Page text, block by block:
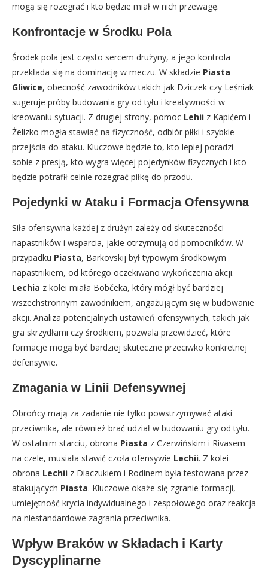
mogą się rozegrać i kto będzie miał w nich przewagę.
Konfrontacje w Środku Pola
Środek pola jest często sercem drużyny, a jego kontrola
przekłada się na dominację w meczu. W składzie Piasta
Gliwice, obecność zawodników takich jak Dziczek czy Leśniak
sugeruje próby budowania gry od tyłu i kreatywności w
kreowaniu sytuacji. Z drugiej strony, pomoc Lehii z Kapićem i
Żelizko mogła stawiać na fizyczność, odbiór piłki i szybkie
przejścia do ataku. Kluczowe będzie to, kto lepiej poradzi
sobie z presją, kto wygra więcej pojedynków fizycznych i kto
będzie potrafił celnie rozegrać piłkę do przodu.
Pojedynki w Ataku i Formacja Ofensywna
Siła ofensywna każdej z drużyn zależy od skuteczności
napastników i wsparcia, jakie otrzymują od pomocników. W
przypadku Piasta, Barkovskij był typowym środkowym
napastnikiem, od którego oczekiwano wykończenia akcji.
Lechia z kolei miała Bobčeka, który mógł być bardziej
wszechstronnym zawodnikiem, angażującym się w budowanie
akcji. Analiza potencjalnych ustawień ofensywnych, takich jak
gra skrzydłami czy środkiem, pozwala przewidzieć, które
formacje mogą być bardziej skuteczne przeciwko konkretnej
defensywie.
Zmagania w Linii Defensywnej
Obrońcy mają za zadanie nie tylko powstrzymywać ataki
przeciwnika, ale również brać udział w budowaniu gry od tyłu.
W ostatnim starciu, obrona Piasta z Czerwińskim i Rivasem
na czele, musiała stawić czoła ofensywie Lechii. Z kolei
obrona Lechii z Diaczukiem i Rodinem była testowana przez
atakujących Piasta. Kluczowe okaże się zgranie formacji,
umiejętność krycia indywidualnego i zespołowego oraz reakcja
na niestandardowe zagrania przeciwnika.
Wpływ Braków w Składach i Karty
Dyscyplinarne